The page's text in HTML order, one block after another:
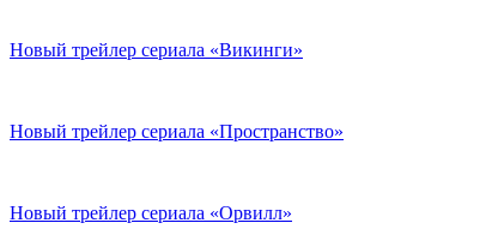
Новый трейлер сериала «Викинги»
Новый трейлер сериала «Пространство»
Новый трейлер сериала «Орвилл»